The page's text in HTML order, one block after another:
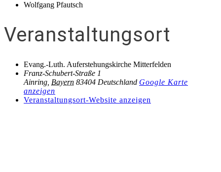
Wolfgang Pfautsch
Veranstaltungsort
Evang.-Luth. Auferstehungskirche Mitterfelden
Franz-Schubert-Straße 1
Ainring Bayern 83404 Deutschland Google Karte
anzeigen
Veranstaltungsort-Website anzeigen